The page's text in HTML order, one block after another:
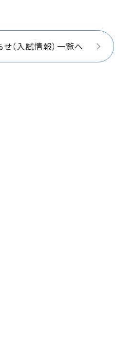
せ（入試情報）一覧へ